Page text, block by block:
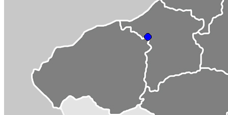
Gratulation zu dieser Leistung und noch viel Glück
auf den weiteren Bewerben.
Start« 5758